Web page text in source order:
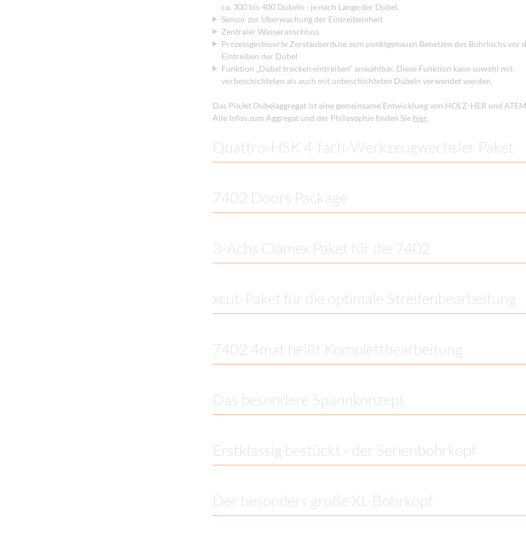
ca. 300 bis 400 Dübeln - je nach Länge der Dübel.
Sensor zur Überwachung der Eintreibeinheit
Zentraler Wasseranschluss
Prozessgesteuerte Zerstäuberdüse zum punktgenauen Benetzen des Bohrlochs vor
Eintreiben der Dübel
Funktion „Dübel trocken eintreiben“ anwählbar. Diese Funktion kann sowohl mit
vorbeschichteten als auch mit unbeschichteten Dübeln verwendet werden.
Das PinJet Dübelaggregat ist eine gemeinsame Entwicklung von HOLZ-HER und
Alle Infos zum Aggregat und der Philosophie finden Sie hier.
Quattro-HSK 4-fach-Werkzeugwechsler Paket
7402 Doors Package
3-Achs Clamex Paket für die 7402
xcut-Paket für die optimale Streifenbearbeitung
7402 4mat heißt Komplettbearbeitung
Das besondere Spannkonzept
Erstklassig bestückt - der Serienbohrkopf
Der besonders große XL-Bohrkopf